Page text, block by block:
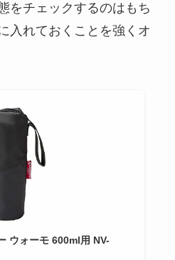
をチェックするのはもち
入れておくことを強くオ
ウォーモ 600ml用 NV-